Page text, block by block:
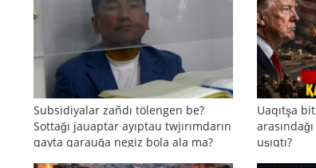
Subsidiyalar zañdı tölengen be?
Sottağı jauaptar ayıptau twjırımdarın
qayta qarauğa negiz bola ala ma?
Uaqıtşa
uşıqtı?